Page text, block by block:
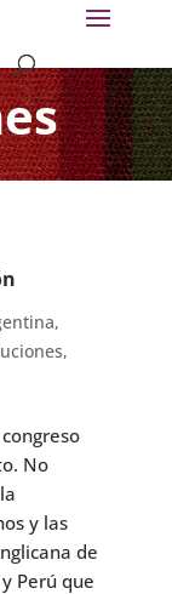
,
,
No
y las
de
Perú que